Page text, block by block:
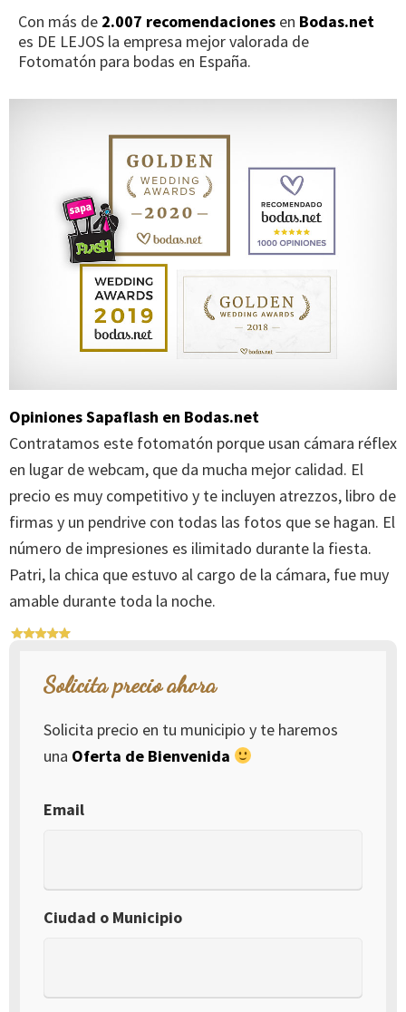
Con más de 2.007 recomendaciones en Bodas.net
es DE LEJOS la empresa mejor valorada de
Fotomatón para bodas en España.
Opiniones Sapaflash en Bodas.net
Contratamos este fotomatón porque usan cámara réflex
en lugar de webcam, que da mucha mejor calidad. El
precio es muy competitivo y te incluyen atrezzos, libro de
firmas y un pendrive con todas las fotos que se hagan. El
número de impresiones es ilimitado durante la fiesta.
Patri, la chica que estuvo al cargo de la cámara, fue muy
amable durante toda la noche.
Solicita precio ahora
Solicita precio en tu municipio y te haremos
una Oferta de Bienvenida
Email
Ciudad o Municipio